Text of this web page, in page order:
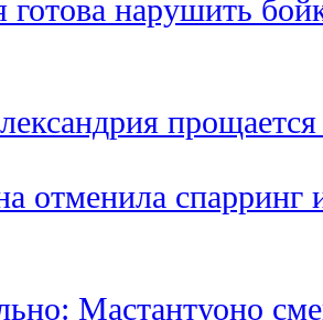
отменила спарринг
Мастантуоно